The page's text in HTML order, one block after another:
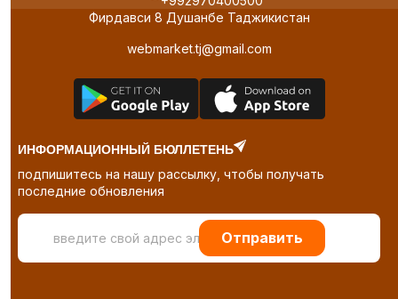
Фирдавси 8 Душанбе Таджикистан
webmarket.tj@gmail.com
ИНФОРМАЦИОННЫЙ БЮЛЛЕТЕНЬ
подпишитесь на нашу рассылку, чтобы получать
последние обновления
Отправить